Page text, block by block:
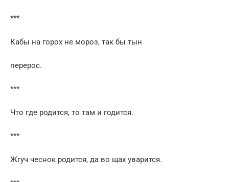
***
Кабы на горох не мороз, так бы тын
перерос.
***
Что где родится, то там и годится.
***
Жгуч чеснок родится, да во щах уварится.